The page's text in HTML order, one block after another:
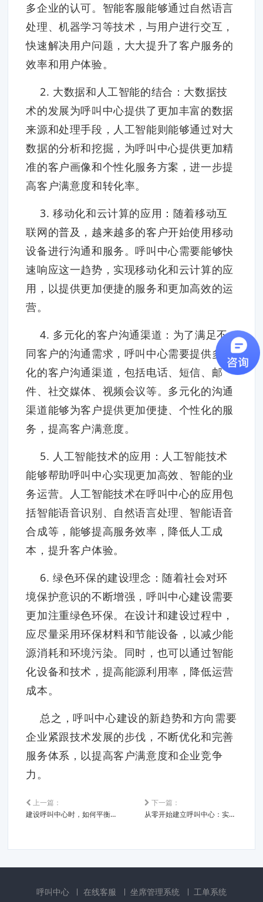
多企业的认可。智能客服能够通过自然语言
处理、机器学习等技术，与用户进行交互，
快速解决用户问题，大大提升了客户服务的
效率和用户体验。
2. 大数据和人工智能的结合：大数据技
术的发展为呼叫中心提供了更加丰富的数据
来源和处理手段，人工智能则能够通过对大
数据的分析和挖掘，为呼叫中心提供更加精
准的客户画像和个性化服务方案，进一步提
高客户满意度和转化率。
3. 移动化和云计算的应用：随着移动互
联网的普及，越来越多的客户开始使用移动
设备进行沟通和服务。呼叫中心需要能够快
速响应这一趋势，实现移动化和云计算的应
用，以提供更加便捷的服务和更加高效的运
营。
4. 多元化的客户沟通渠道：为了满足不
同客户的沟通需求，呼叫中心需要提供多样
化的客户沟通渠道，包括电话、短信、邮
件、社交媒体、视频会议等。多元化的沟通
渠道能够为客户提供更加便捷、个性化的服
务，提高客户满意度。
5. 人工智能技术的应用：人工智能技术
能够帮助呼叫中心实现更加高效、智能的业
务运营。人工智能技术在呼叫中心的应用包
括智能语音识别、自然语言处理、智能语音
合成等，能够提高服务效率，降低人工成
本，提升客户体验。
6. 绿色环保的建设理念：随着社会对环
境保护意识的不断增强，呼叫中心建设需要
更加注重绿色环保。在设计和建设过程中，
应尽量采用环保材料和节能设备，以减少能
源消耗和环境污染。同时，也可以通过智能
化设备和技术，提高能源利用率，降低运营
成本。
总之，呼叫中心建设的新趋势和方向需要
企业紧跟技术发展的步伐，不断优化和完善
服务体系，以提高客户满意度和企业竞争
力。
上一篇：
建设呼叫中心时，如何平衡成本和效益？
下一篇：
从零开始建立呼叫中心：实践和技巧
呼叫中心 在线客服 坐席管理系统 工单系统